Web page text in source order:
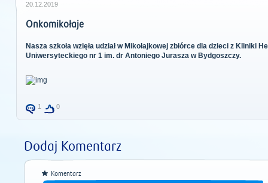
20.12.2019
Onkomikołaje
Nasza szkoła wzięła udział w Mikołajkowej zbiórce dla dzieci z Kliniki
Uniwersyteckiego nr 1 im. dr Antoniego Jurasza w Bydgoszczy.
1 0
Dodaj Komentarz
Komentarz